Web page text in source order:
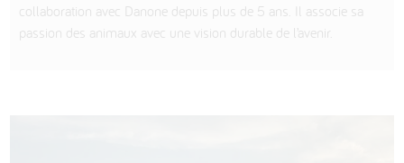
collaboration avec Danone depuis plus de 5 ans. Il associe sa
passion des animaux avec une vision durable de l’avenir.